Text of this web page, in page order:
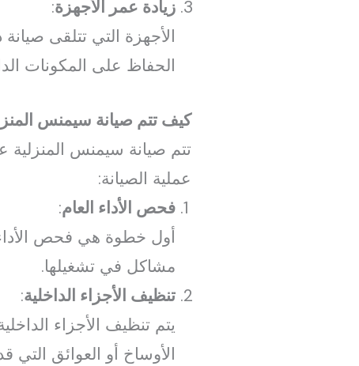
زيادة عمر الأجهزة:
الأجهزة التي تتلقى
الحفاظ على المكونات
كيف تتم صيانة سيمنس
تتم صيانة سيمنس
عملية الصيانة:
فحص الأداء العام:
أول خطوة هي فحص الأداء
مشاكل في تشغيلها.
تنظيف الأجزاء الداخلية:
يتم تنظيف الأجزاء
الأوساخ أو العوائق التي